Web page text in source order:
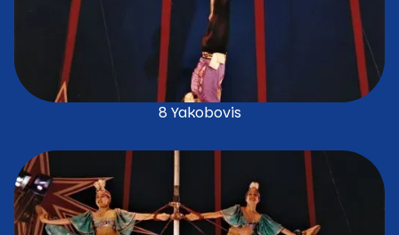
8 Yakobovis